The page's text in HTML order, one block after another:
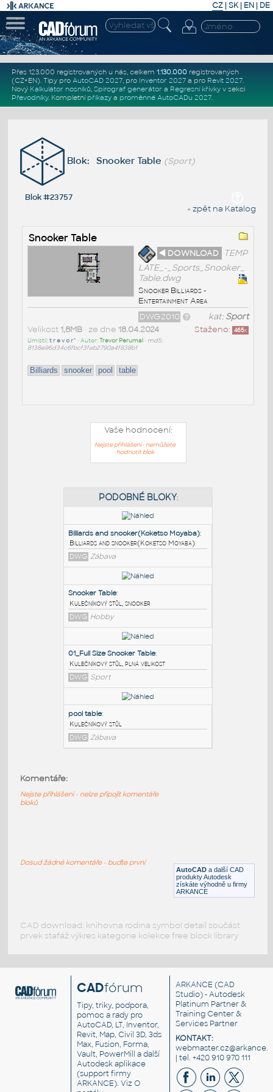
CZ | SK| EN | DE
Přes 123.000 registrovaných u nás, celkem 1.130.000registrovaných
(CZ+EN). Tipy pro AutoCAD 2027, pro Inventor 2027a pro Revit 2027.
Nový Kalkulátor nosníků, Spirograf generátor a Regresní křivkyv sekci
Převodníky. Kompletní příkazya proměnné AutoCADu 2027.
Blok: Snooker Table (Sport)
Blok #23757
« zpět na Katalog
Snooker Table
◄ DOWNLOAD
TEMP
LATE_-_Sports_Snooker_
Table.dwg
Snooker Billiards -
Entertainment Area
kat:Sport
DWG2010
Staženo: 465x
Velikost 1,8MB• ze dne 18.04.2024
Umístil:t r e v o r^ • Autor:Trevor Perumal• md5:
8138e96d34c6fbcf3fab2790a4f838b1
Billiards snooker pool table
Vaše hodnocení:
Nejste přihlášeni - nemůžete
hodnotit blok
PODOBNÉ BLOKY:
Billiards and snooker(Koketso Moyaba)
Billiards and snooker(Koketso Moyaba)
DWG Zábava
Snooker Table:
Kulečníkový stůl, snooker
DWG Hobby
DWG Sport
DWG
Zábava AutoCAD a další CAD
produkty Autodesk
získáte výhodně u firmy
ARKANCE
Komentáře:
Nejste přihlášeni - nelze připojit komentáře
bloků
Dosud žádné komentáře - buďte první
CAD download: knihovna rodina symbol detail součást
prvek stafáž výkres kategorie kolekce free block library
CADfórum
Tipy, triky, podpora,
pomoc a rady pro
AutoCAD, LT, Inventor,
Revit, Map, Civil 3D, 3ds
Max, Fusion, Forma,
Vault, PowerMill a další
Autodesk aplikace
(support firmy
ARKANCE). VizO
ARKANCE (CAD
Studio) - Autodesk
Platinum Partner &
Training Center &
Services Partner
KONTAKT:
| tel. +420 910 970 111